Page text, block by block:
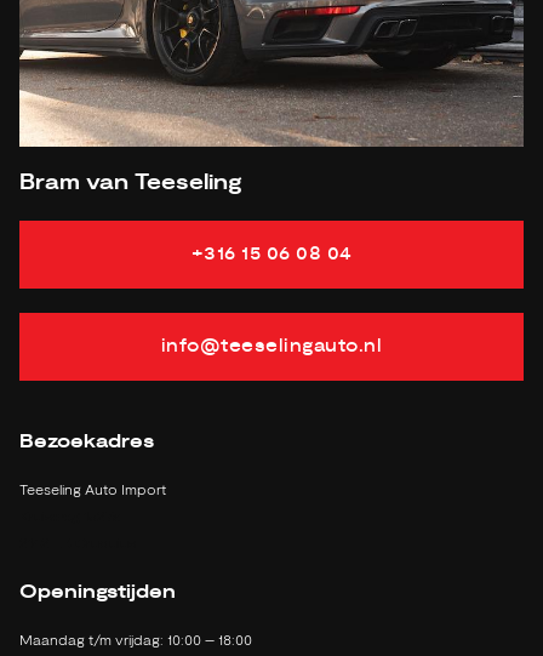
APK tot 06-12-2025
Onderhoudsboekje aanwezig?
Bijtelling
Energielabel
Gemiddeld verbruik 12.3 L/100KM
Verbruik stad
Bram van Teeseling
+316 15 06 08 04
info@teeselingauto.nl
Bezoekadres
Teeseling Auto Import
Openingstijden
Maandag t/m vrijdag: 10:00 – 18:00